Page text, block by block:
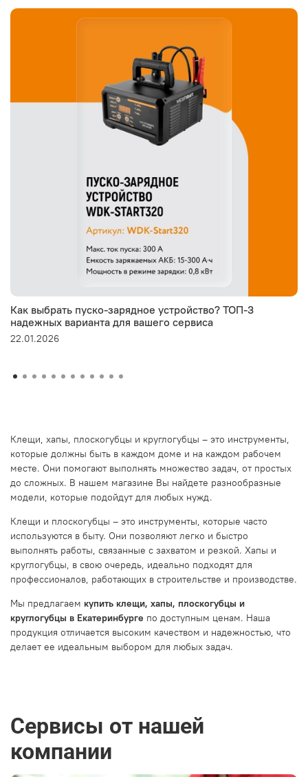
Как выбрать пуско-зарядное устройство? ТОП-3
надежных варианта для вашего сервиса
22.01.2026
Клещи, хапы, плоскогубцы и круглогубцы – это инструменты,
которые должны быть в каждом доме и на каждом рабочем
месте. Они помогают выполнять множество задач, от простых
до сложных. В нашем магазине Вы найдете разнообразные
модели, которые подойдут для любых нужд.
Клещи и плоскогубцы – это инструменты, которые часто
используются в быту. Они позволяют легко и быстро
выполнять работы, связанные с захватом и резкой. Хапы и
круглогубцы, в свою очередь, идеально подходят для
профессионалов, работающих в строительстве и производстве.
Мы предлагаем купить клещи, хапы, плоскогубцы и
круглогубцы в Екатеринбурге по доступным ценам. Наша
продукция отличается высоким качеством и надежностью, что
делает ее идеальным выбором для любых задач.
Сервисы от нашей
компании